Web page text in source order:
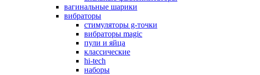
вагинальные шарики
вибраторы
стимуляторы g-точки
вибраторы magic
пули и яйца
классические
hi-tech
наборы